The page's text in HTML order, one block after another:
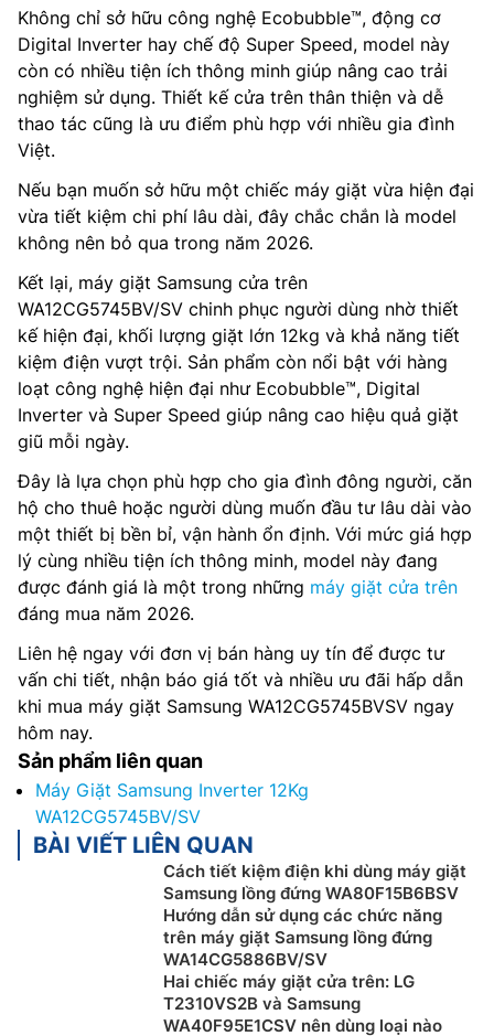
Không chỉ sở hữu công nghệ Ecobubble™, động cơ
Digital Inverter hay chế độ Super Speed, model này
còn có nhiều tiện ích thông minh giúp nâng cao trải
nghiệm sử dụng. Thiết kế cửa trên thân thiện và dễ
thao tác cũng là ưu điểm phù hợp với nhiều gia đình
Việt.
Nếu bạn muốn sở hữu một chiếc máy giặt vừa hiện đại
vừa tiết kiệm chi phí lâu dài, đây chắc chắn là model
không nên bỏ qua trong năm 2026.
Kết lại, máy giặt Samsung cửa trên
WA12CG5745BV/SV chinh phục người dùng nhờ thiết
kế hiện đại, khối lượng giặt lớn 12kg và khả năng tiết
kiệm điện vượt trội. Sản phẩm còn nổi bật với hàng
loạt công nghệ hiện đại như Ecobubble™, Digital
Inverter và Super Speed giúp nâng cao hiệu quả giặt
giũ mỗi ngày.
Đây là lựa chọn phù hợp cho gia đình đông người, căn
hộ cho thuê hoặc người dùng muốn đầu tư lâu dài vào
một thiết bị bền bỉ, vận hành ổn định. Với mức giá hợp
lý cùng nhiều tiện ích thông minh, model này đang
được đánh giá là một trong những máy giặt cửa trên
đáng mua năm 2026.
Liên hệ ngay với đơn vị bán hàng uy tín để được tư
vấn chi tiết, nhận báo giá tốt và nhiều ưu đãi hấp dẫn
khi mua máy giặt Samsung WA12CG5745BVSV ngay
hôm nay.
Sản phẩm liên quan
Máy Giặt Samsung Inverter 12Kg
WA12CG5745BV/SV
BÀI VIẾT LIÊN QUAN
Cách tiết kiệm điện khi dùng máy giặt
Samsung lồng đứng WA80F15B6BSV
Hướng dẫn sử dụng các chức năng
trên máy giặt Samsung lồng đứng
WA14CG5886BV/SV
Hai chiếc máy giặt cửa trên: LG
T2310VS2B và Samsung
WA40F95E1CSV nên dùng loại nào